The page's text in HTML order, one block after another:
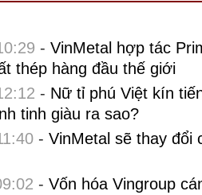
- VinMetal hợp tác
thép hàng đầu thế giới
- Nữ tỉ phú Việt kín
tinh giàu ra sao?
- VinMetal sẽ thay đổi
- Vốn hóa Vingroup